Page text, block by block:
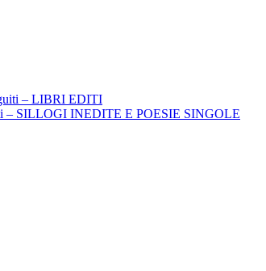
– LIBRI EDITI
– SILLOGI INEDITE E POESIE SINGOLE